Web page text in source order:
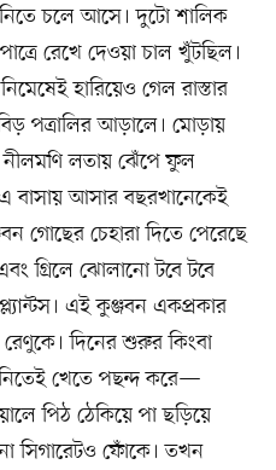
চলে আসে। দুটো শালিক
রেখে দেওয়া চাল খুঁটছিল।
হারিয়েও গেল রাস্তার
পত্রালির আড়ালে। মোড়ায়
নীলমণি লতায় ঝেঁপে ফুল
আসার বছরখানেকেই
গোছের চেহারা দিতে পেরেছে
গ্রিলে ঝোলানো টবে টবে
এই কুঞ্জবন একপ্রকার
রেণুকে। দিনের শুরুর কিংবা
খেতে পছন্দ করে—
পিঠ ঠেকিয়ে পা ছড়িয়ে
সিগারেটও ফোঁকে। তখন